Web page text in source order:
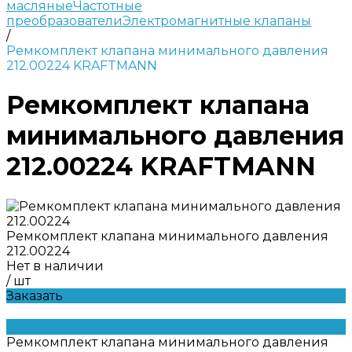
масляныеЧастотные
преобразователиЭлектромагнитные клапаны
/
Ремкомплект клапана минимального давления
212.00224 KRAFTMANN
Ремкомплект клапана
минимального давления
212.00224 KRAFTMANN
Ремкомплект клапана минимального давления
212.00224
Нет в наличии
/ шт
Заказать
Ремкомплект клапана минимального давления